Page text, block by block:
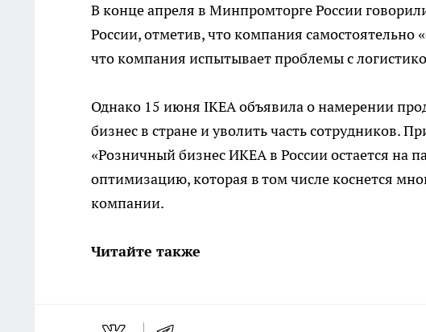
В конце апреля в Минпромторге России
России, отметив, что компания самостоятельно
что компания испытывает проблемы с
Однако 15 июня IKEA объявила о намерении
бизнес в стране и уволить часть сотрудников.
«Розничный бизнес ИКЕА в России остается на
оптимизацию, которая в том числе коснется
компании.
Читайте также